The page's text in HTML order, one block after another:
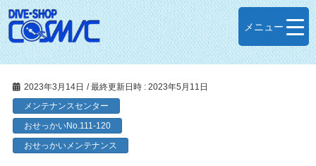
メニュー
2023年3月14日 / 最終更新日時 : 2023年5月11日
メンテナンスセンター
おせっかいNo.111-120
おせっかいメンテナンス